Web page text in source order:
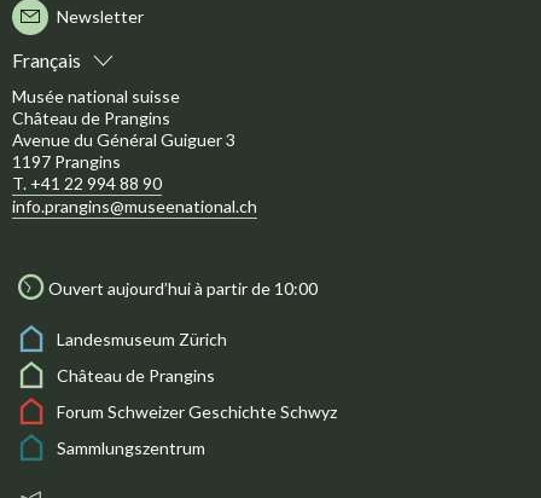
Français
Newsletter
Musée national suisse
Château de Prangins
Avenue du Général Guiguer 3
1197 Prangins
T. +41 22 994 88 90
info.prangins@museenational.ch
Ouvert aujourd’hui à partir de 10:00
Landesmuseum Zürich
Château de Prangins
Forum Schweizer Geschichte Schwyz
Sammlungszentrum